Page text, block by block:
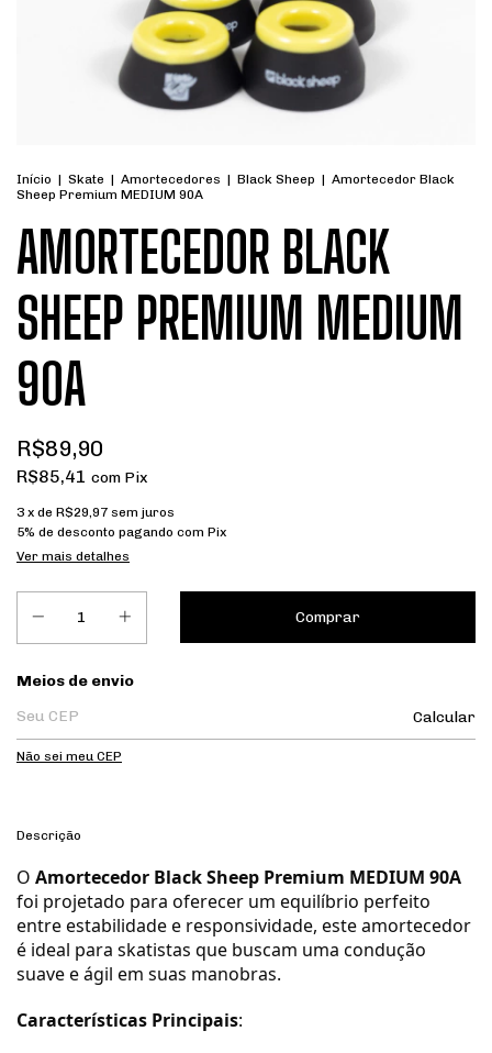
Início | Skate | Amortecedores | Black Sheep | Amortecedor Black
Sheep Premium MEDIUM 90A
AMORTECEDOR BLACK
SHEEP PREMIUM MEDIUM
90A
R$89,90
R$85,41 com Pix
3 x de R$29,97 sem juros
5% de desconto pagando com Pix
Ver mais detalhes
Entregas para o CEP:
Meios de envio
Calcular
Não sei meu CEP
Descrição
O Amortecedor Black Sheep Premium MEDIUM 90A
foi projetado para oferecer um equilíbrio perfeito
entre estabilidade e responsividade, este amortecedor
é ideal para skatistas que buscam uma condução
suave e ágil em suas manobras.
Características Principais: